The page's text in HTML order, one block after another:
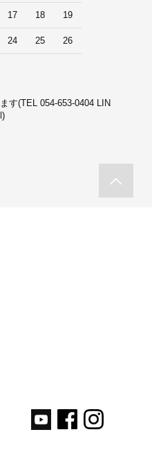
17 18 19
24 25 26
す(TEL 054-653-0404 LIN